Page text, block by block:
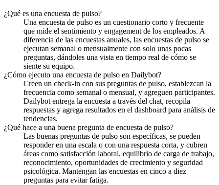
¿Qué es una encuesta de pulso?
Una encuesta de pulso es un cuestionario corto y frecuente
que mide el sentimiento y engagement de los empleados. A
diferencia de las encuestas anuales, las encuestas de pulso se
ejecutan semanal o mensualmente con solo unas pocas
preguntas, dándoles una vista en tiempo real de cómo se
siente su equipo.
¿Cómo ejecuto una encuesta de pulso en Dailybot?
Creen un check-in con sus preguntas de pulso, establezcan la
frecuencia como semanal o mensual, y agreguen participantes.
Dailybot entrega la encuesta a través del chat, recopila
respuestas y agrega resultados en el dashboard para análisis de
tendencias.
¿Qué hace a una buena pregunta de encuesta de pulso?
Las buenas preguntas de pulso son específicas, se pueden
responder en una escala o con una respuesta corta, y cubren
áreas como satisfacción laboral, equilibrio de carga de trabajo,
reconocimiento, oportunidades de crecimiento y seguridad
psicológica. Mantengan las encuestas en cinco a diez
preguntas para evitar fatiga.